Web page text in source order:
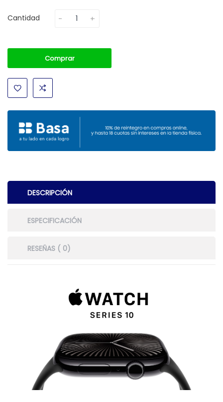
Cantidad
Comprar
DESCRIPCIÓN
ESPECIFICACIÓN
RESEÑAS ( 0)